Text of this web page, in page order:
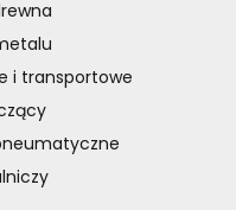
i transportowe